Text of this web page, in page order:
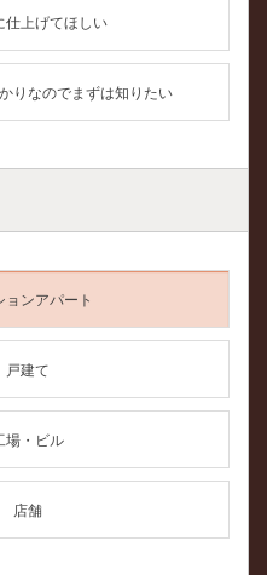
仕上げてほしい
りなのでまずは知りたい
ョンアパート
戸建て
場・ビル
店舗